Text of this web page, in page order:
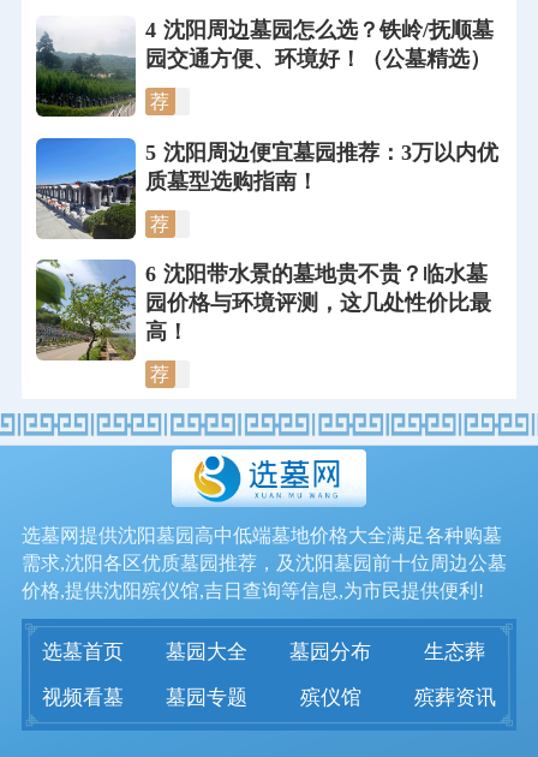
4 沈阳周边墓园怎么选？铁岭/抚顺墓
园交通方便、环境好！（公墓精选）
荐
5 沈阳周边便宜墓园推荐：3万以内优
质墓型选购指南！
荐
6 沈阳带水景的墓地贵不贵？临水墓
园价格与环境评测，这几处性价比最
高！
荐
选墓网提供沈阳墓园高中低端墓地价格大全满足各种购墓
需求,沈阳各区优质墓园推荐，及沈阳墓园前十位周边公墓
价格,提供沈阳殡仪馆,吉日查询等信息,为市民提供便利!
选墓首页 墓园大全 墓园分布
生态葬
视频看墓
墓园专题 殡仪馆 殡葬资讯